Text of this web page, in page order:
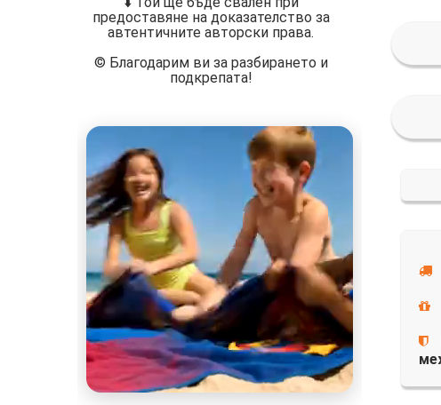
предоставяне на доказателство за
автентичните авторски права.
©️ Благодарим ви за разбирането и
подкрепата!